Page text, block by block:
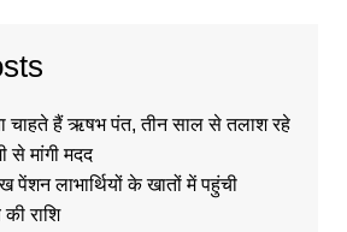
चाहते हैं ऋषभ पंत, तीन साल से तलाश रहे
से मांगी मदद
पेंशन लाभार्थियों के खातों में पहुंची
राशि